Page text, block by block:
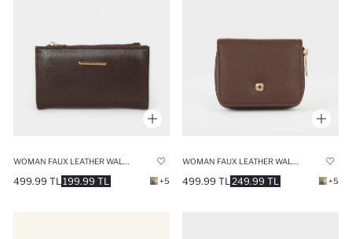
199.99 TL
499.99 TL +5 249.99 TL
499.99 TL +5